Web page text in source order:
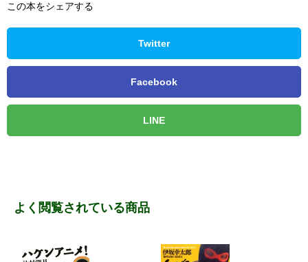
この本をシェアする
Twitter
Facebook
LINE
よく閲覧されている商品